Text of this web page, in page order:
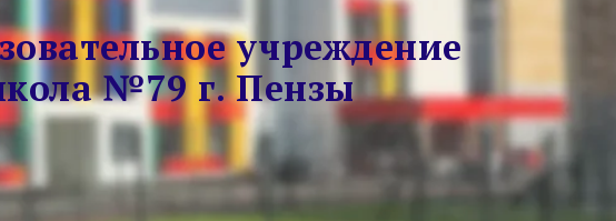
учреждение
№79 г. Пензы